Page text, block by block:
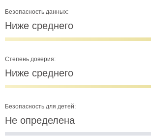
Безопасность данных:
Ниже среднего
Степень доверия:
Ниже среднего
Безопасность для детей:
Не определена